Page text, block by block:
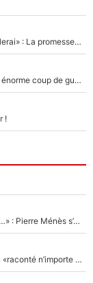
Mercato - OM - «Dès que je prends un club, je t’appellerai» : La promesse de Marcelino au moment de claquer la porte
Victime de racisme contre Murray, Kyrgios pousse un énorme coup de gueule !
!
«Un très mauvais choix pour le PSG, je n’en peux plus…» : Pierre Ménès s’est complètement trompé avec Luis Enrique et ces déclarations le prouvent !
«Je m’en veux terriblement» : Le jour où Daniel Riolo a «raconté n’importe quoi» dans l'After Foot !